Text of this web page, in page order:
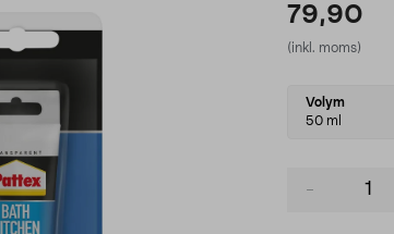
79,90
(inkl. moms)
Select
variant
Volym
50 ml